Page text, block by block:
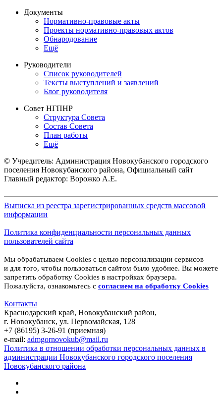
Документы
Нормативно-правовые акты
Проекты нормативно-правовых актов
Обнародование
Ещё
Руководители
Список руководителей
Тексты выступлений и заявлений
Блог руководителя
Совет НГПНР
Структура Совета
Состав Совета
План работы
Ещё
© Учредитель: Администрация Новокубанского городского
поселения Новокубанского района, Официальный сайт
Главный редактор: Ворожко А.Е.
Выписка из реестра зарегистрированных средств массовой
информации
Политика конфиденциальности персональных данных
пользователей сайта
Мы обрабатываем Cookies с целью персонализации сервисов
и для того, чтобы пользоваться сайтом было удобнее. Вы можете
запретить обработку Cookies в настройках браузера.
Пожалуйста, ознакомьтесь с согласием на обработку Cookies
Контакты
Краснодарский край, Новокубанский район,
г. Новокубанск, ул. Первомайская, 128
+7 (86195) 3-26-91 (приемная)
e-mail: admgornovokub@mail.ru
Политика в отношении обработки персональных данных в
администрации Новокубанского городского поселения
Новокубанского района